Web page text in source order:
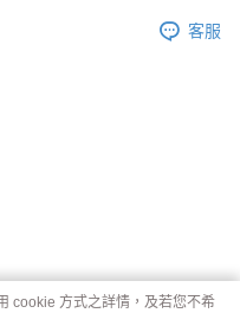
客服
cookie 方式之詳情，及若您不希